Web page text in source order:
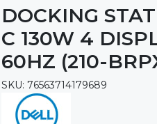
DOCKING
C 130W 4
60HZ (210-
SKU: 76563714179689